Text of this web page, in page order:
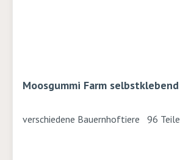
Moosgummi Farm selbstklebend
verschiedene Bauernhoftiere 96 Teile